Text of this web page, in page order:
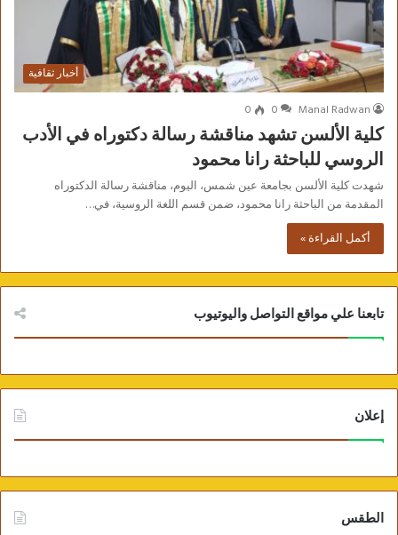
أخبار ثقافية
Manal Radwan
0
0
كلية الألسن تشهد مناقشة رسالة دكتوراه في الأدب
الروسي للباحثة رانا محمود
شهدت كلية الألسن بجامعة عين شمس، اليوم، مناقشة رسالة الدكتوراه
المقدمة من الباحثة رانا محمود، ضمن قسم اللغة الروسية، في…
أكمل القراءة »
تابعنا علي مواقع التواصل واليوتيوب
إعلان
الطقس